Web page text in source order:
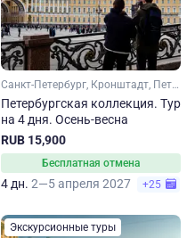
Санкт-Петербург, Кронштадт, Петергоф
Петербургская коллекция. Тур
на 4 дня. Осень-весна
RUB 15,900
Бесплатная отмена
4 дн. 2—5 апреля 2027 +25
Экскурсионные туры